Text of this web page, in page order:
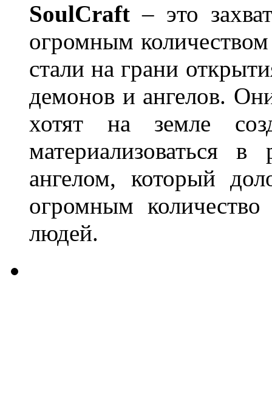
SoulCraft – это
огромным
стали на грани
демонов и ангелов.
хотят на земле
материализоваться
ангелом, который
огромным
людей.